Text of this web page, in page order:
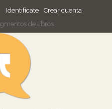
Identifícate Crear cuenta
de libros